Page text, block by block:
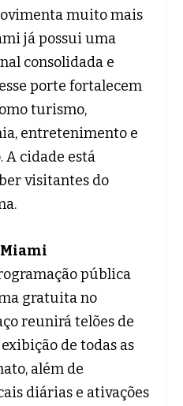
muito mais
já possui uma
consolidada e
porte fortalecem
turismo,
entretenimento e
cidade está
visitantes do
Miami
pública
gratuita no
reunirá telões de
de todas as
além de
diárias e ativações